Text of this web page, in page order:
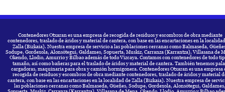
Contenedores Otxaran es una empresa de recogida de residuos y escombros de obra mediante
contenedores, traslado de áridos y material de cantera, con base en las encartaciones en la
Zalla (Bizkaia). Nuestra empresa de servicio a las poblaciones cercanas como Balmaseda,
Sodupe, Gordexola, Alonsótegui, Galdames, Sopuerta, Muskiz, Carranza (Karrantza), Villasana de
Okendo, Llodio, Amurrio y Bilbao además de todo Vizcaya. Contamos con contenedores de todo
tamaño, así como bañeras para el traslado de áridos y material de cantera. También tenemos
cargadoras, maquinaria para obra y camión hormigonera. Contenedores Otxaran es una empresa
recogida de residuos y escombros de obra mediante contenedores, traslado de áridos y material
cantera, con base en las encartaciones en la localidad de Zalla (Bizkaia). Nuestra empresa de
las poblaciones cercanas como Balmaseda, Güeñes, Sodupe, Gordexola, Alonsótegui,